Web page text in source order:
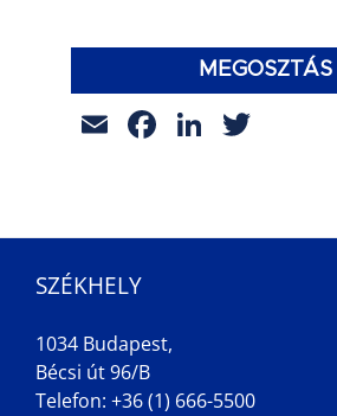
MEGOSZTÁS
EmailFacebook
LinkedIn
SZÉKHELY
1034 Budapest,
Bécsi út 96/B
Telefon: +36 (1) 666-5500